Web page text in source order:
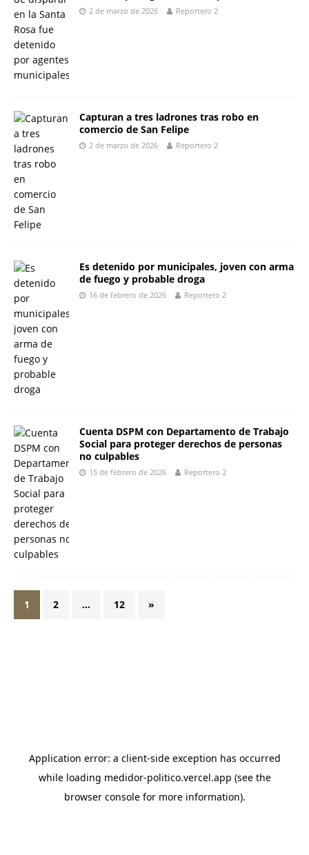
2 de marzo de 2026 Reportero 2
Capturan a tres ladrones tras robo en
comercio de San Felipe
2 de marzo de 2026 Reportero 2
Es detenido por municipales, joven con arma
de fuego y probable droga
16 de febrero de 2026 Reportero 2
Cuenta DSPM con Departamento de Trabajo
Social para proteger derechos de personas
no culpables
15 de febrero de 2026 Reportero 2
1 2 … 12 »